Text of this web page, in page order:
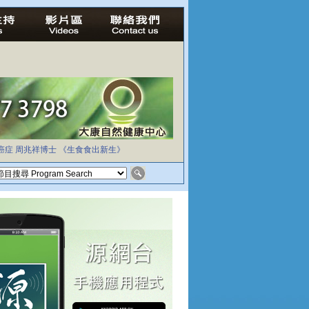
症 周兆祥博士 《生食食出新生》